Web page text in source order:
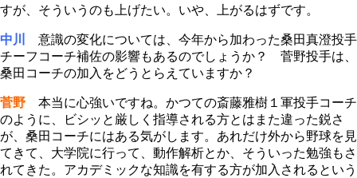
すが、そういうのも上げたい。いや、上がるはずです。
中川
意識の変化については、今年から加わった桑田真澄投手
チーフコーチ補佐の影響もあるのでしょうか？ 菅野投手は、
桑田コーチの加入をどうとらえていますか？
菅野 本当に心強いですね。かつての斎藤雅樹１軍投手コーチ
のように、ビシッと厳しく指導される方とはまた違った鋭さ
が、桑田コーチにはある気がします。あれだけ外から野球を見
てきて、大学院に行って、動作解析とか、そういった勉強もさ
れてきた。アカデミックな知識を有する方が加入されるという